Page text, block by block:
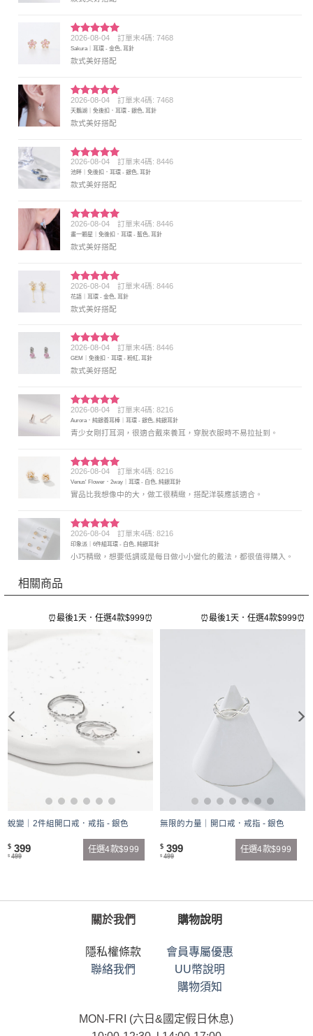
評分5 滿
分 5
2026-08-04 訂單末4碼: 7468
Sakura｜耳環 - 金色, 耳針
款式美好搭配
評分5 滿
分 5
2026-08-04 訂單末4碼: 7468
天鵝湖｜免後扣．耳環 - 銀色, 耳針
款式美好搭配
評分5 滿
分 5
2026-08-04 訂單末4碼: 8446
池畔｜免後扣．耳環 - 銀色, 耳針
款式美好搭配
評分5 滿
分 5
2026-08-04 訂單末4碼: 8446
畫一顆星｜免後扣．耳環 - 藍色, 耳針
款式美好搭配
評分5滿
分 5
2026-08-04 訂單末4碼: 8446
花語｜耳環 - 金色, 耳針
款式美好搭配
評分5 滿
分 5
2026-08-04 訂單末4碼: 8446
GEM｜免後扣．耳環 - 粉紅, 耳針
款式美好搭配
評分5 滿
分 5
2026-08-04 訂單末4碼: 8216
Aurora．純銀養耳棒｜耳環 - 銀色, 純銀耳針
青少女剛打耳洞，很適合戴來養耳，穿脫衣服時不易拉扯到。
評分5 滿
分 5
2026-08-04 訂單末4碼: 8216
Venus' Flower．2way｜耳環 - 白色, 純銀耳針
實品比我想像中的大，做工很精緻，搭配洋裝應該適合。
評分5 滿
分 5
2026-08-04 訂單末4碼: 8216
印象派｜6件組耳環 - 白色, 純銀耳針
小巧精緻，想要低調或是每日做小小變化的戴法，都很值得購入。
相關商品
⏰最後1天．任選4款$999⏰
蛻變｜2件組開口戒．戒指 - 銀色
$ 399
$ 499
任選4款$999
⏰最後1天．任選4款$999⏰
無限的力量｜開口戒．戒指 - 銀色
$ 399
$ 499
任選4款$999
關於我們
隱私權條款
聯絡我們
購物說明
會員專屬優惠
UU幣說明
購物須知
MON-FRI (六日&國定假日休息)